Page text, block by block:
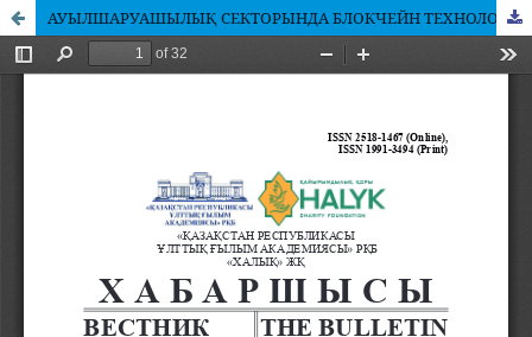
АУЫЛШАРУАШЫЛЫҚ СЕКТОРЫНДА БЛОКЧЕЙН ТЕХНОЛОГИЯСЫН ҚОЛДАНУДЫҢ ТЕОРИЯЛЫҚ АСПЕКТІЛЕРІ